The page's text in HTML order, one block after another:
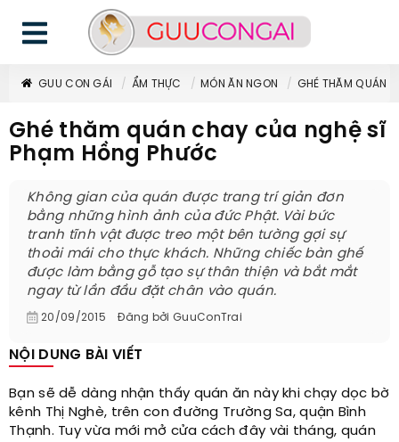
GUU CON GÁI ẨM THỰC MÓN ĂN NGON GHÉ THĂM QUÁN
Ghé thăm quán chay của nghệ sĩ
Phạm Hồng Phước
Không gian của quán được trang trí giản đơn
bằng những hình ảnh của đức Phật. Vài bức
tranh tĩnh vật được treo một bên tường gợi sự
thoải mái cho thực khách. Những chiếc bàn ghế
được làm bằng gỗ tạo sự thân thiện và bắt mắt
ngay từ lần đầu đặt chân vào quán.
20/09/2015 Đăng bởi GuuConTrai
NỘI DUNG BÀI VIẾT
Bạn sẽ dễ dàng nhận thấy quán ăn này khi chạy dọc bờ
kênh Thị Nghè, trên con đường Trường Sa, quận Bình
Thạnh. Tuy vừa mới mở cửa cách đây vài tháng, quán